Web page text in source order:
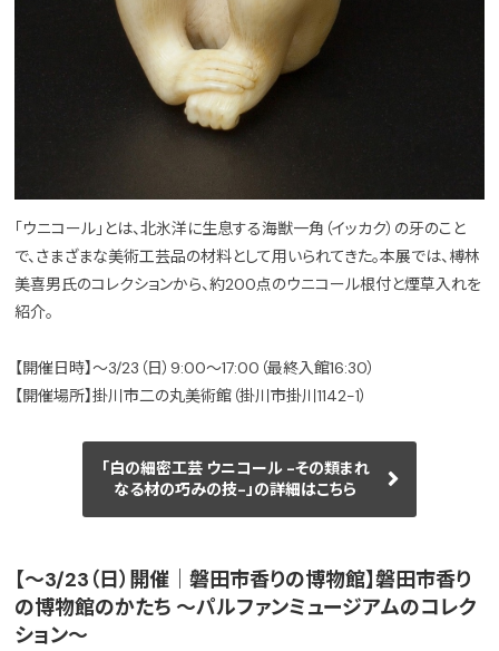
「ウニコール」とは、北氷洋に生息する海獣一角（イッカク）の牙のこと
で、さまざまな美術工芸品の材料として用いられてきた。本展では、榑林
美喜男氏のコレクションから、約200点のウニコール根付と煙草入れを
紹介。
【開催日時】～3/23（日）9:00～17:00（最終入館16:30）
【開催場所】掛川市二の丸美術館（掛川市掛川1142-1）
「白の細密工芸 ウニコール -その類まれ
なる材の巧みの技-」の詳細はこちら
【～3/23（日）開催｜磐田市香りの博物館】磐田市香り
の博物館のかたち ～パルファンミュージアムのコレク
ション～